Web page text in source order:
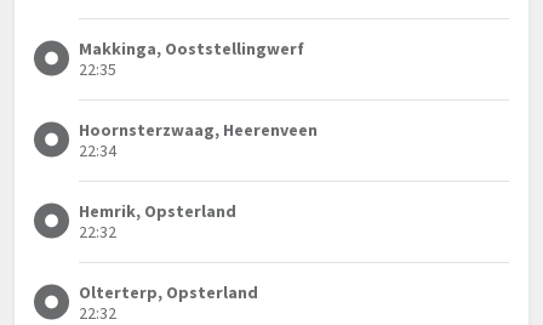
Makkinga, Ooststellingwerf
22:35
Hoornsterzwaag, Heerenveen
22:34
Hemrik, Opsterland
22:32
Olterterp, Opsterland
22:32